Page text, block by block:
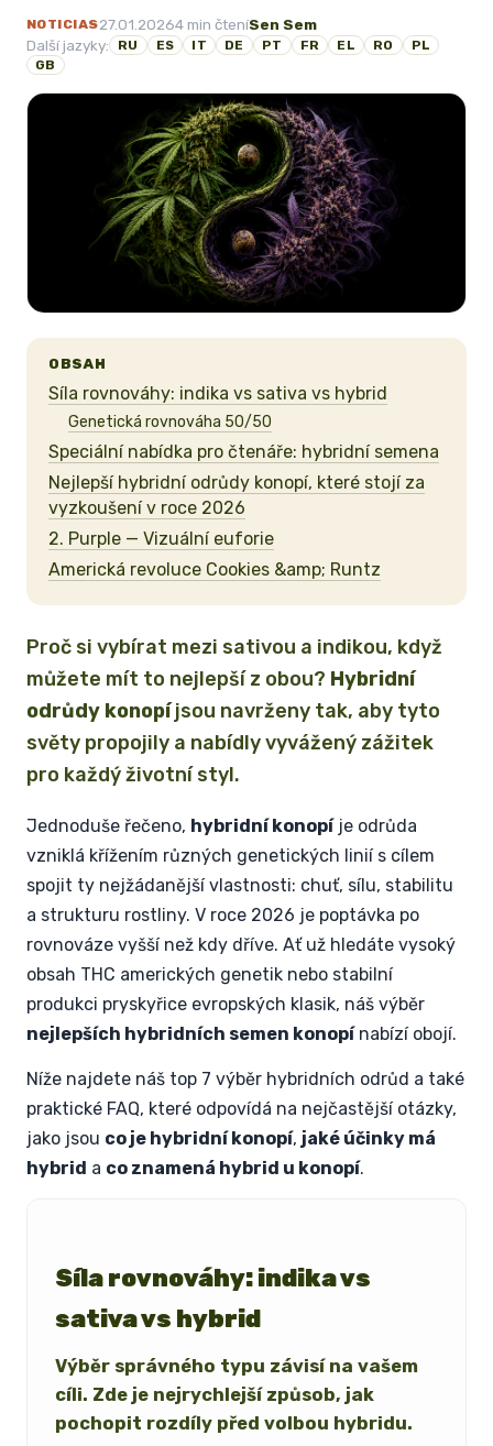
NOTICIAS27.01.20264 min čteníSen Sem
Další jazyky:
RU ES IT DE PT FR EL RO
PL
GB
OBSAH
Síla rovnováhy: indika vs sativa vs hybrid
Genetická rovnováha 50/50
Speciální nabídka pro čtenáře: hybridní semena
Nejlepší hybridní odrůdy konopí, které stojí za
vyzkoušení v roce 2026
2. Purple — Vizuální euforie
Americká revoluce Cookies &amp; Runtz
Proč si vybírat mezi sativou a indikou, když
můžete mít to nejlepší z obou? Hybridní
odrůdy konopíjsou navrženy tak, aby tyto
světy propojily a nabídly vyvážený zážitek
pro každý životní styl.
Jednoduše řečeno, hybridní konopíje odrůda
vzniklá křížením různých genetických linií s cílem
spojit ty nejžádanější vlastnosti: chuť, sílu, stabilitu
a strukturu rostliny. V roce 2026 je poptávka po
rovnováze vyšší než kdy dříve. Ať už hledáte vysoký
obsah THC amerických genetik nebo stabilní
produkci pryskyřice evropských klasik, náš výběr
nejlepších hybridních semen konopínabízí obojí.
Níže najdete náš top 7 výběr hybridních odrůd a také
praktické FAQ, které odpovídá na nejčastější otázky,
jako jsou co je hybridní konopí, jaké účinky má
hybrid a co znamená hybrid u konopí.
Síla rovnováhy: indika vs
sativa vs hybrid
Výběr správného typu závisí na vašem
cíli. Zde je nejrychlejší způsob, jak
pochopit rozdíly před volbou hybridu.